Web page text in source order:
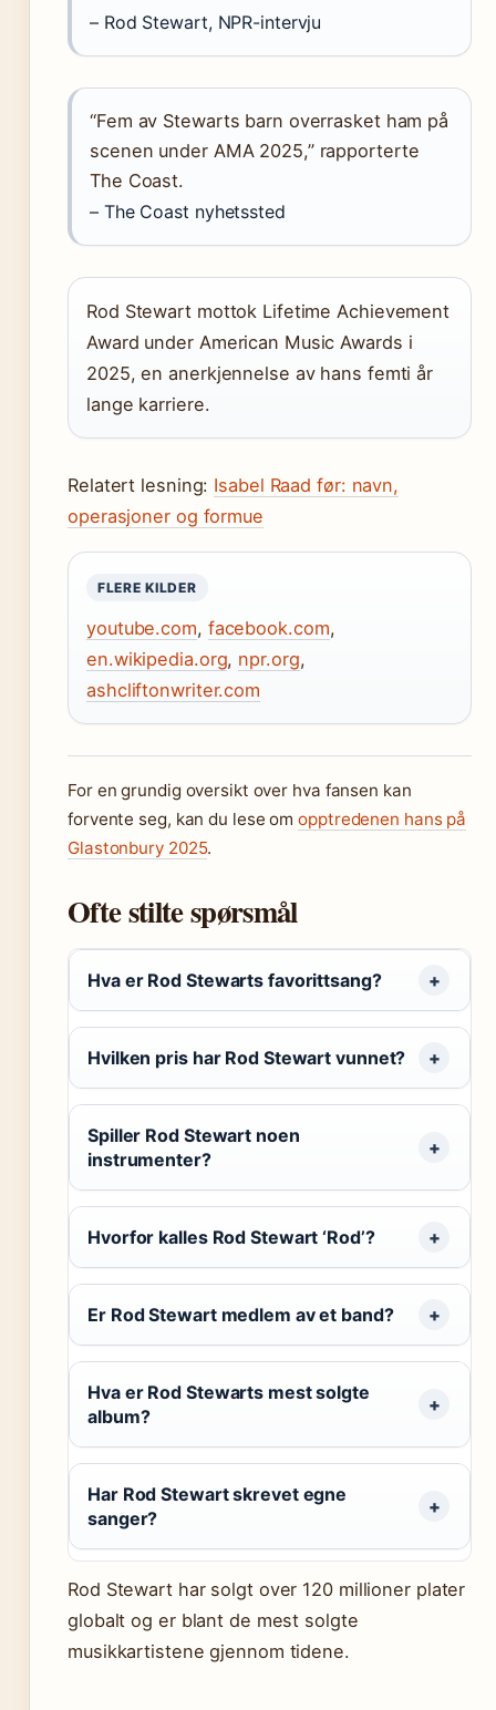
– Rod Stewart, NPR-intervju
“Fem av Stewarts barn overrasket ham på
scenen under AMA 2025,” rapporterte
The Coast.
– The Coast nyhetssted
Rod Stewart mottok Lifetime Achievement
Award under American Music Awards i
2025, en anerkjennelse av hans femti år
lange karriere.
Relatert lesning: Isabel Raad før: navn,
operasjoner og formue
FLERE KILDER
youtube.com, facebook.com,
en.wikipedia.org, npr.org,
ashcliftonwriter.com
For en grundig oversikt over hva fansen kan
forvente seg, kan du lese omopptredenen hans på
Glastonbury 2025.
Ofte stilte spørsmål
Hva er Rod Stewarts favorittsang?
Hvilken pris har Rod Stewart vunnet?
Spiller Rod Stewart noen
instrumenter?
Hvorfor kalles Rod Stewart ‘Rod’?
Er Rod Stewart medlem av et band?
Hva er Rod Stewarts mest solgte
album?
Har Rod Stewart skrevet egne
sanger?
Rod Stewart har solgt over 120 millioner plater
globalt og er blant de mest solgte
musikkartistene gjennom tidene.